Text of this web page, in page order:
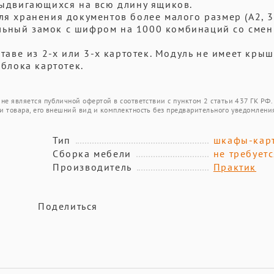
на всю длину ящиков.
хранения документов более малого размер (А2,
замок с шифром на 1000 комбинаций со
из 2-х или 3-х картотек. Модуль не имеет
картотек.
является публичной офертой в соответствии с пунктом 2 статьи 437 ГК РФ.
товара, его внешний вид и комплектность без предварительного
Тип
шкафы-
Сборка мебели
не
Производитель
Практик
Поделиться